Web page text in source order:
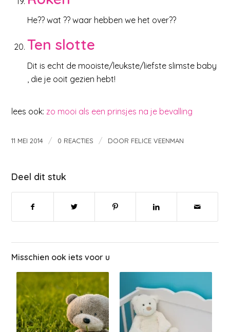
He?? wat ?? waar hebben we het over??
Ten slotte
Dit is echt de mooiste/leukste/liefste slimste baby
, die je ooit gezien hebt!
lees ook: zo mooi als een prinsjes na je bevalling
11 MEI 2014 / 0 REACTIES / DOOR FELICE VEENMAN
Deel dit stuk
Misschien ook iets voor u